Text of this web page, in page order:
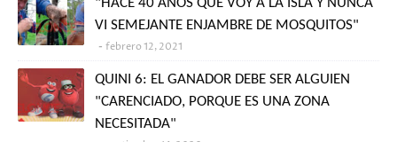
"HACE 40 AÑOS QUE VOY A LA ISLA Y NUNCA
VI SEMEJANTE ENJAMBRE DE MOSQUITOS"
febrero 12, 2021
QUINI 6: EL GANADOR DEBE SER ALGUIEN
"CARENCIADO, PORQUE ES UNA ZONA
NECESITADA"